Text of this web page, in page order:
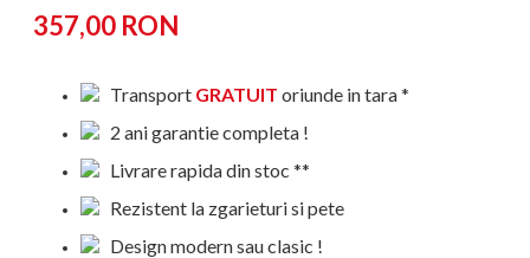
357,00 RON
Transport GRATUIT oriunde in tara *
2 ani garantie completa !
Livrare rapida din stoc **
Rezistent la zgarieturi si pete
Design modern sau clasic !